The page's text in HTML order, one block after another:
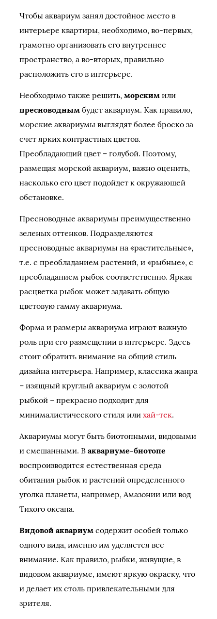
Чтобы аквариум занял достойное место в
интерьере квартиры, необходимо, во-первых,
грамотно организовать его внутреннее
пространство, а во-вторых, правильно
расположить его в интерьере.
Необходимо также решить, морским или
пресноводным будет аквариум. Как правило,
морские аквариумы выглядят более броско за
счет ярких контрастных цветов.
Преобладающий цвет – голубой. Поэтому,
размещая морской аквариум, важно оценить,
насколько его цвет подойдет к окружающей
обстановке.
Пресноводные аквариумы преимущественно
зеленых оттенков. Подразделяются
пресноводные аквариумы на «растительные»,
т.е. с преобладанием растений, и «рыбные», с
преобладанием рыбок соответственно. Яркая
расцветка рыбок может задавать общую
цветовую гамму аквариума.
Форма и размеры аквариума играют важную
роль при его размещении в интерьере. Здесь
стоит обратить внимание на общий стиль
дизайна интерьера. Например, классика жанра
– изящный круглый аквариум с золотой
рыбкой – прекрасно подходит для
минималистического стиля или хай-тек.
Аквариумы могут быть биотопными, видовыми
и смешанными. В аквариуме-биотопе
воспроизводится естественная среда
обитания рыбок и растений определенного
уголка планеты, например, Aмазонии или вод
Тихого океана.
Видовой аквариум содержит особей только
одного вида, именно им уделяется все
внимание. Как правило, рыбки, живущие, в
видовом аквариуме, имеют яркую окраску, что
и делает их столь привлекательными для
зрителя.